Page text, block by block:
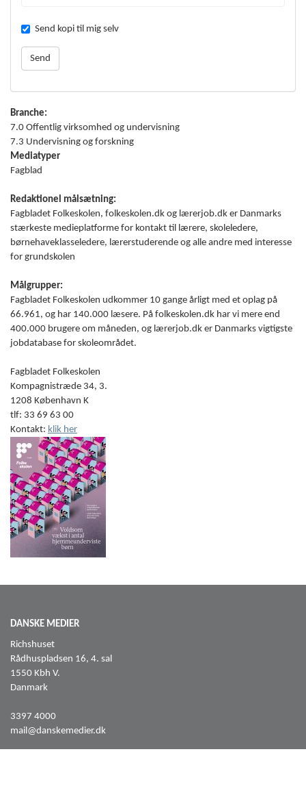
Send kopi til mig selv
Branche:
7.0 Offentlig virksomhed og undervisning
7.3 Undervisning og forskning
Mediatyper
Fagblad
Redaktionel målsætning:
Fagbladet Folkeskolen, folkeskolen.dk og lærerjob.dk er Danmarks
stærkeste medieplatforme for kontakt til lærere, skoleledere,
børnehaveklasseledere, lærerstuderende og alle andre med interesse
for grundskolen
Målgrupper:
Fagbladet Folkeskolen udkommer 10 gange årligt med et oplag på
66.961, og har 140.000 læsere. På folkeskolen.dk har vi mere end
400.000 brugere om måneden, og lærerjob.dk er Danmarks vigtigste
jobdatabase for skoleområdet.
Fagbladet Folkeskolen
Kompagnistræde 34, 3.
1208 København K
tlf: 33 69 63 00
Kontakt: klik her
DANSKE MEDIER
Richshuset
Rådhuspladsen 16, 4. sal
1550 Kbh V.
Danmark
3397 4000
mail@danskemedier.dk